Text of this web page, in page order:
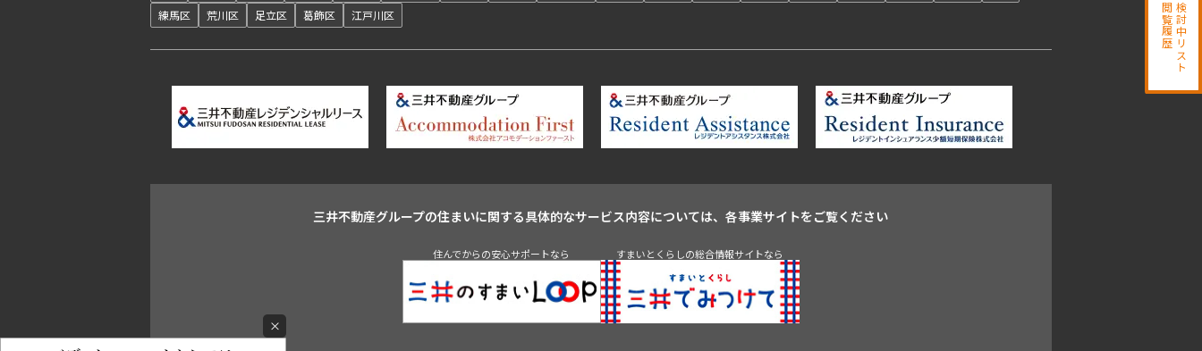
検討中リスト
閲覧履歴
練馬区
荒川区 足立区 葛飾区 江戸川区
三井不動産グループの住まいに関する具体的なサービス内容については、各事業サイトをご覧ください
住んでからの安心サポートなら すまいとくらしの総合情報サイトなら
×